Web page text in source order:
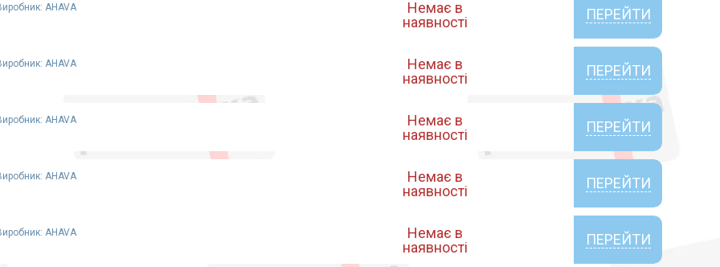
AHAVA
Немає в
наявності
ПЕРЕЙТИ
AHAVA
Немає в
наявності
ПЕРЕЙТИ
AHAVA
Немає в
наявності
ПЕРЕЙТИ
AHAVA
Немає в
наявності
ПЕРЕЙТИ
AHAVA
Немає в
наявності
ПЕРЕЙТИ